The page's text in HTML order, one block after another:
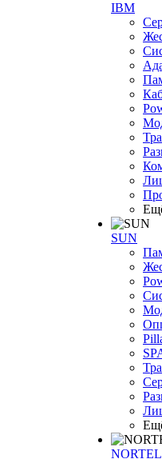
IBM
SUN
NORTEL